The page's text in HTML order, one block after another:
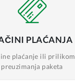
PLAĆANJA
plaćanje ili prilikom
preuzimanja paketa